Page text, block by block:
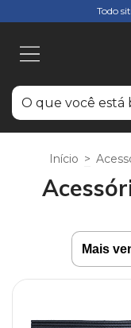
Todo
Início >